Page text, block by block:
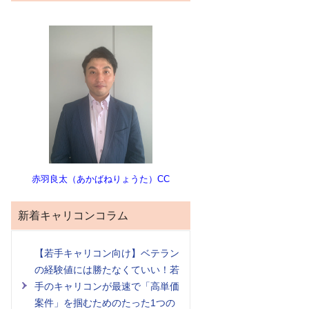
赤羽良太（あかばねりょうた）CC
新着キャリコンコラム
【若手キャリコン向け】ベテラン
の経験値には勝たなくていい！若
手のキャリコンが最速で「高単価
案件」を掴むためのたった1つの